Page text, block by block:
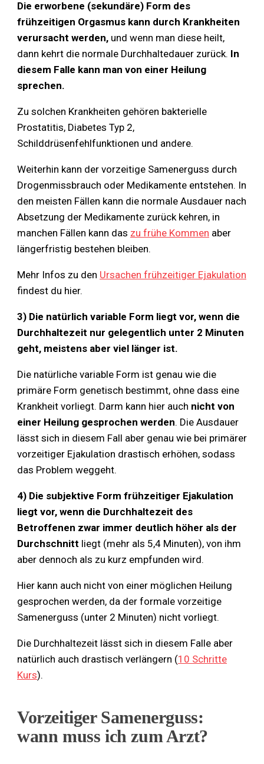
Die erworbene (sekundäre) Form des
frühzeitigen Orgasmus kann durch Krankheiten
verursacht werden, und wenn man diese heilt,
dann kehrt die normale Durchhaltedauer zurück. In
diesem Falle kann man von einer Heilung
sprechen.
Zu solchen Krankheiten gehören bakterielle
Prostatitis, Diabetes Typ 2,
Schilddrüsenfehlfunktionen und andere.
Weiterhin kann der vorzeitige Samenerguss durch
Drogenmissbrauch oder Medikamente entstehen. In
den meisten Fällen kann die normale Ausdauer nach
Absetzung der Medikamente zurück kehren, in
manchen Fällen kann das zu frühe Kommen aber
längerfristig bestehen bleiben.
Mehr Infos zu den Ursachen frühzeitiger Ejakulation
findest du hier.
3) Die natürlich variable Form liegt vor, wenn die
Durchhaltezeit nur gelegentlich unter 2 Minuten
geht, meistens aber viel länger ist.
Die natürliche variable Form ist genau wie die
primäre Form genetisch bestimmt, ohne dass eine
Krankheit vorliegt. Darm kann hier auch nicht von
einer Heilung gesprochen werden. Die Ausdauer
lässt sich in diesem Fall aber genau wie bei primärer
vorzeitiger Ejakulation drastisch erhöhen, sodass
das Problem weggeht.
4) Die subjektive Form frühzeitiger Ejakulation
liegt vor, wenn die Durchhaltezeit des
Betroffenen zwar immer deutlich höher als der
Durchschnitt liegt (mehr als 5,4 Minuten), von ihm
aber dennoch als zu kurz empfunden wird.
Hier kann auch nicht von einer möglichen Heilung
gesprochen werden, da der formale vorzeitige
Samenerguss (unter 2 Minuten) nicht vorliegt.
Die Durchhaltezeit lässt sich in diesem Falle aber
natürlich auch drastisch verlängern (10 Schritte
Kurs).
Vorzeitiger Samenerguss:
wann muss ich zum Arzt?